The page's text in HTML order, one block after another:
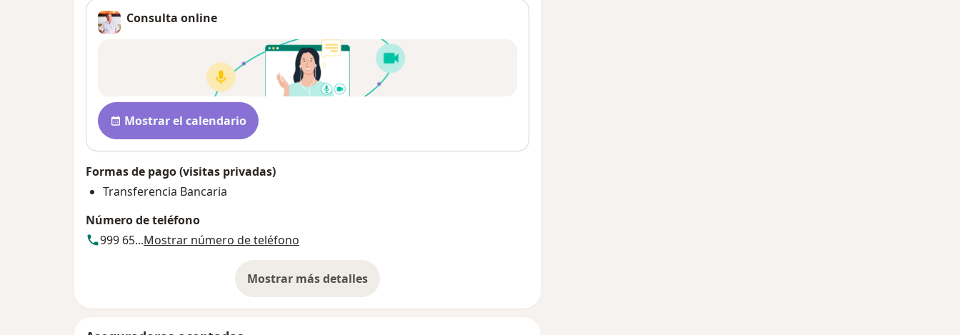
Consulta online
Disponibilidad
Mostrar el calendario
Formas de pago (visitas privadas)
Transferencia Bancaria
Número de teléfono
999 65...Mostrar número de teléfono
Mostrar más detalles
sobre la dirección